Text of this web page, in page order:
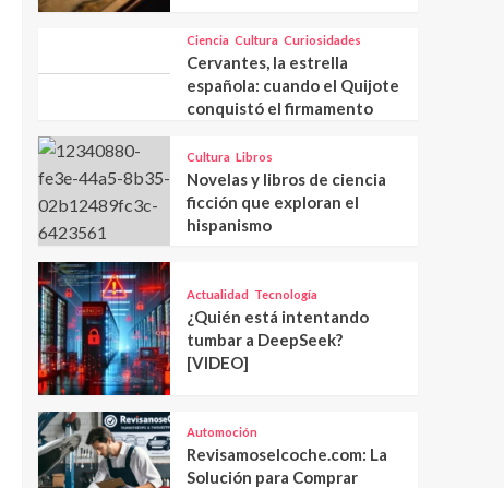
Ciencia Cultura Curiosidades
Cervantes, la estrella
española: cuando el Quijote
conquistó el firmamento
Cultura Libros
Novelas y libros de ciencia
ficción que exploran el
hispanismo
Actualidad Tecnología
¿Quién está intentando
tumbar a DeepSeek?
[VIDEO]
Automoción
Revisamoselcoche.com: La
Solución para Comprar